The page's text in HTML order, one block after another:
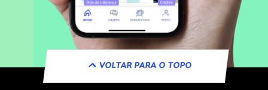
VOLTAR PARA O TOPO